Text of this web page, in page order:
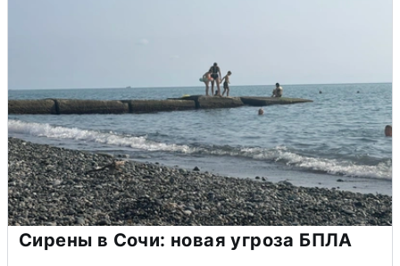
Сирены в Сочи: новая угроза БПЛА